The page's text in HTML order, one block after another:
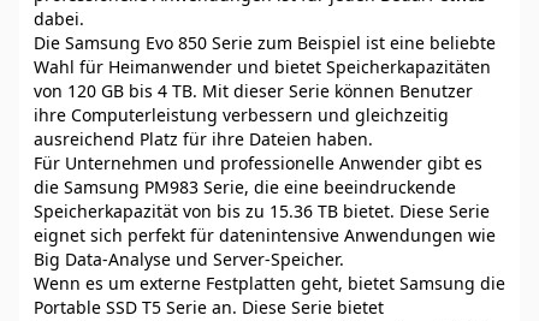
dabei.
Die Samsung Evo 850 Serie zum Beispiel ist eine beliebte
Wahl für Heimanwender und bietet Speicherkapazitäten
von 120 GB bis 4 TB. Mit dieser Serie können Benutzer
ihre Computerleistung verbessern und gleichzeitig
ausreichend Platz für ihre Dateien haben.
Für Unternehmen und professionelle Anwender gibt es
die Samsung PM983 Serie, die eine beeindruckende
Speicherkapazität von bis zu 15.36 TB bietet. Diese Serie
eignet sich perfekt für datenintensive Anwendungen wie
Big Data-Analyse und Server-Speicher.
Wenn es um externe Festplatten geht, bietet Samsung die
Portable SSD T5 Serie an. Diese Serie bietet